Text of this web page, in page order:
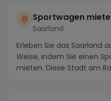
Sportwagen
Saarland
Erleben Sie das Saarland
Weise, indem Sie einen
mieten. Diese Stadt am